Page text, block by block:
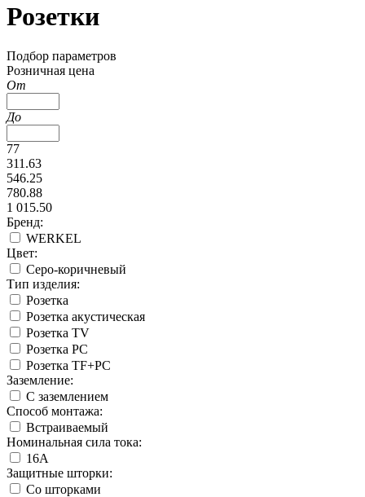
Розетки
Подбор параметров
Розничная цена
От
До
77
311.63
546.25
780.88
1 015.50
Бренд:
WERKEL
Цвет:
Серо-коричневый
Тип изделия:
Розетка
Розетка акустическая
Розетка TV
Розетка PC
Розетка TF+PC
Заземление:
С заземлением
Способ монтажа:
Встраиваемый
Номинальная сила тока:
16А
Защитные шторки:
Со шторками